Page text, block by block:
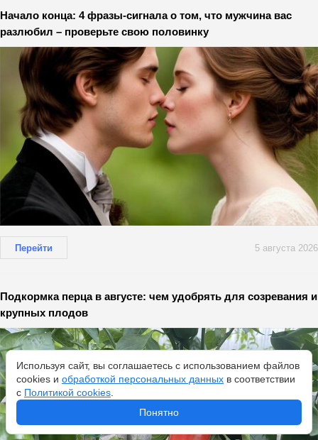
Начало конца: 4 фразы-сигнала о том, что мужчина вас
разлюбил – проверьте свою половинку
Перейти 5 августа 2026
Подкормка перца в августе: чем удобрять для созревания и
крупных плодов
Используя сайт, вы соглашаетесь с использованием файлов
cookies и обработкой персональных данных в соответствии
с Политикой cookies
Понятно